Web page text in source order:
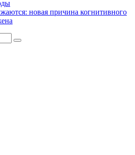
новая причина когнитивного